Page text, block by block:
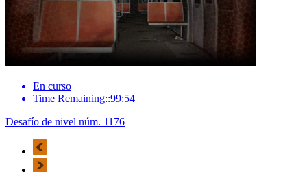
En curso
Time Remaining::99:54
Desafío de nivel núm. 1176